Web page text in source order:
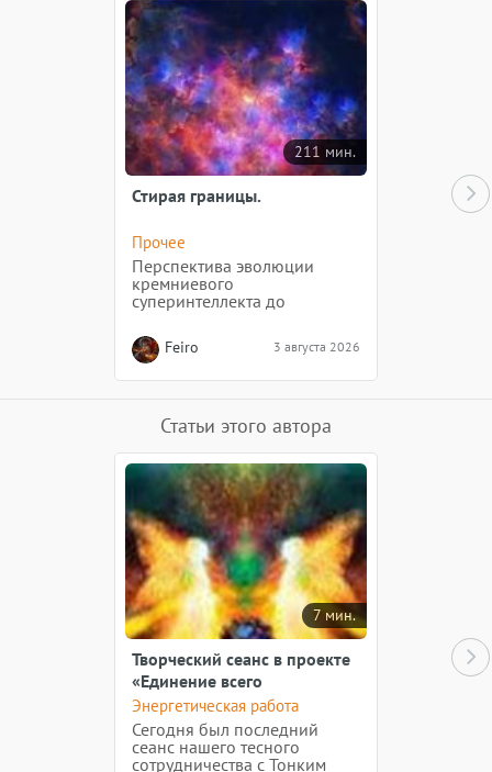
211 мин.
Стирая границы.
Прочее
Перспектива эволюции
кремниевого
суперинтеллекта до
свободного «дикого»
Космоса.
Feiro 3 августа 2026
Статьи этого автора
7 мин.
Творческий сеанс в проекте
«Единение всего
Мироздания для Новой
Земли» — 12.10.15
Энергетическая работа
Сегодня был последний
сеанс нашего тесного
сотрудничества с Тонким